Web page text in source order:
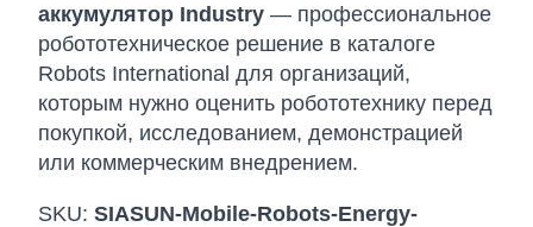
аккумулятор Industry — профессиональное
робототехническое решение в каталоге
Robots International для организаций,
которым нужно оценить робототехнику перед
покупкой, исследованием, демонстрацией
или коммерческим внедрением.
SKU: SIASUN-Mobile-Robots-Energy-